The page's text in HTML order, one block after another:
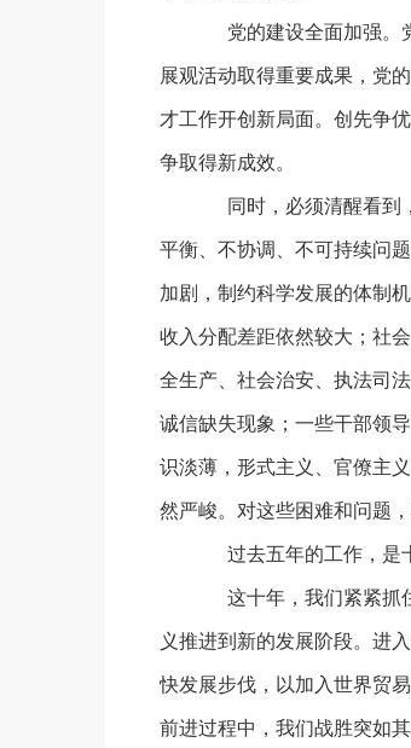
党的建设全面加强。党
展观活动取得重要成果，党
才工作开创新局面。创先争
争取得新成效。
同时，必须清醒看到，
平衡、不协调、不可持续问
加剧，制约科学发展的体制
收入分配差距依然较大；社
全生产、社会治安、执法司
诚信缺失现象；一些干部领
识淡薄，形式主义、官僚主
然严峻。对这些困难和问题
过去五年的工作，是十
这十年，我们紧紧抓住
义推进到新的发展阶段。进
快发展步伐，以加入世界贸
前进过程中，我们战胜突如